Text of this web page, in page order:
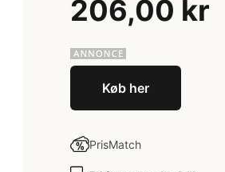
206,00 kr
Køb her
PrisMatch